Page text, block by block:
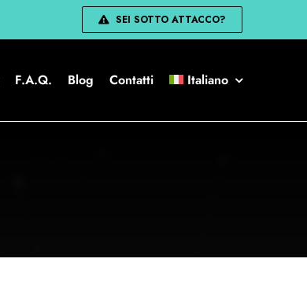
SEI SOTTO ATTACCO?
F.A.Q. Blog Contatti Italiano